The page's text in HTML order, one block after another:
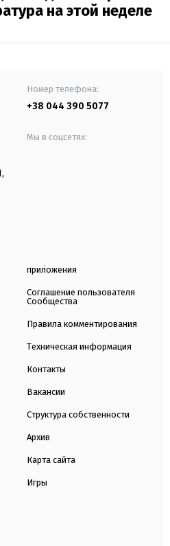
на этой неделе
Номер телефона:
+38 044 390 5077
Мы в соцсетях:
приложения
Соглашение пользователя
Сообщества
Правила комментирования
Техническая информация
Контакты
Вакансии
Структура собственности
Архив
Карта сайта
Игры